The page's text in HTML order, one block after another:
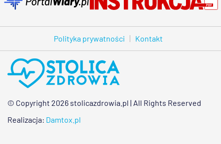
Polityka prywatności Kontakt
© Copyright 2026 stolicazdrowia.pl | All Rights Reserved
Realizacja: Damtox.pl